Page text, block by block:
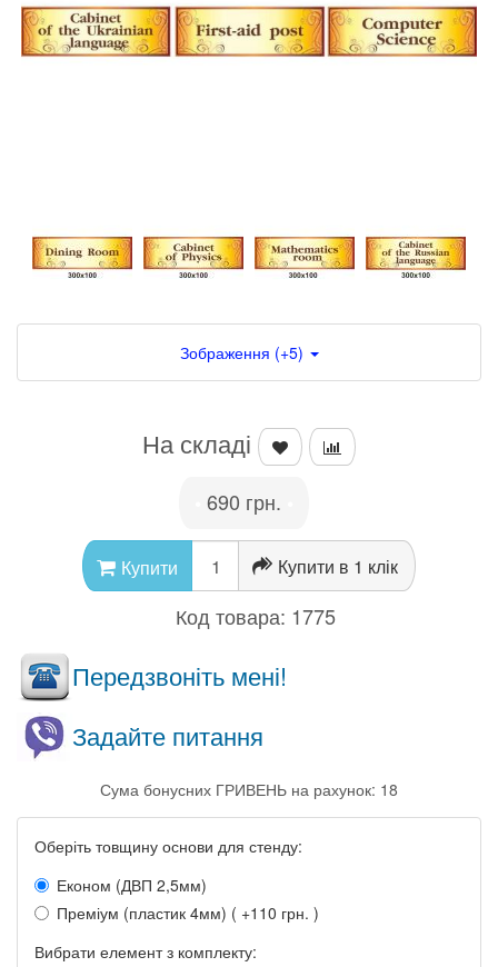
На складі
690 грн.
Купити Купити в 1 клік
Код товара: 1775
Передзвоніть мені!
Задайте питання
Зображення (+5)
Сума бонусних ГРИВЕНЬ на рахунок: 18
Оберіть товщину основи для стенду:
Економ (ДВП 2,5мм)
Преміум (пластик 4мм) ( +110 грн. )
Вибрати елемент з комплекту: